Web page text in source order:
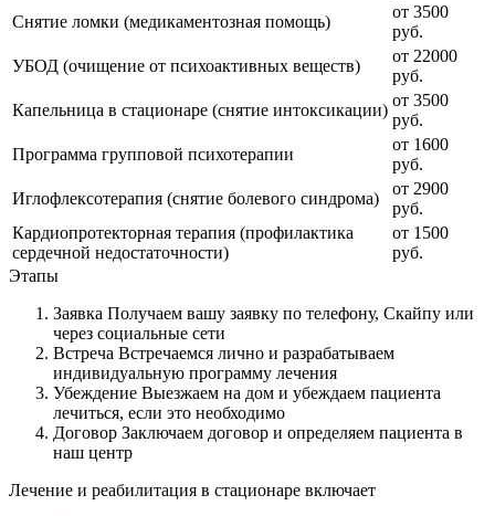
Снятие ломки (медикаментозная помощь)
от 3500
руб.
УБОД (очищение от психоактивных веществ)
от 22000
руб.
Капельница в стационаре (снятие интоксикации)
от 3500
руб.
Программа групповой психотерапии
от 1600
руб.
Иглофлексотерапия (снятие болевого синдрома)
от 2900
руб.
Кардиопротекторная терапия (профилактика
сердечной недостаточности)
от 1500
руб.
Этапы
Заявка Получаем вашу заявку по телефону, Скайпу или
через социальные сети
Встреча Встречаемся лично и разрабатываем
индивидуальную программу лечения
Убеждение Выезжаем на дом и убеждаем пациента
лечиться, если это необходимо
Договор Заключаем договор и определяем пациента в
наш центр
Лечение и реабилитация в стационаре включает